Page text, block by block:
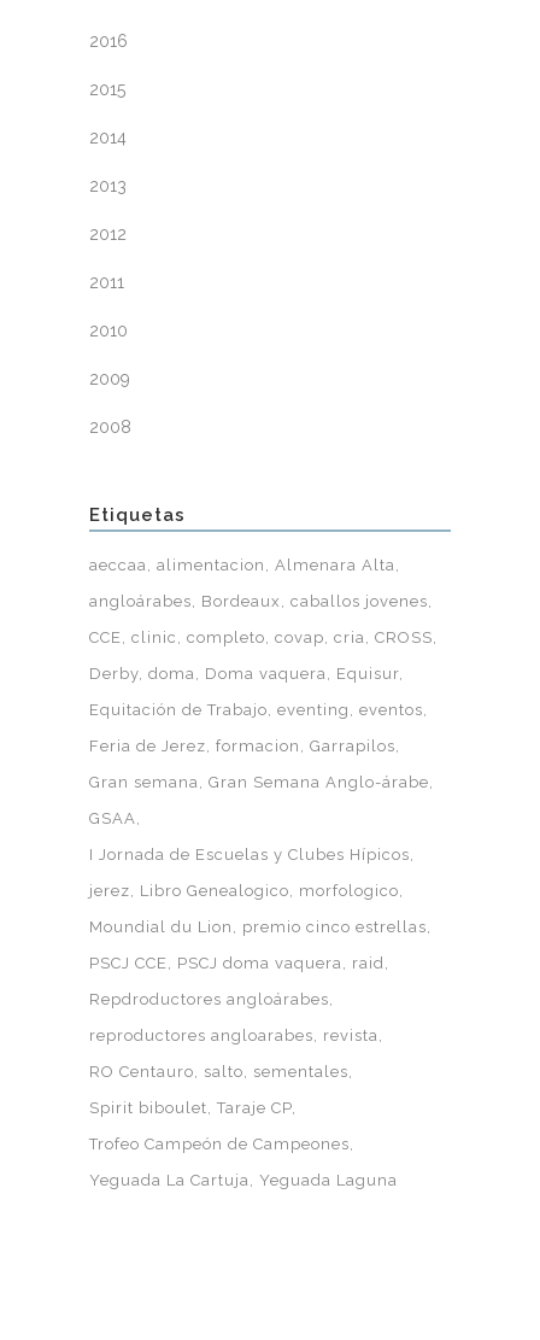
2016
2015
2014
2013
2012
2011
2010
2009
2008
Etiquetas
aeccaa alimentacion
Almenara Alta
angloárabes
Bordeaux
caballos jovenes
CCE
clinic completo covap cria
CROSS
Derby doma Doma vaquera
Equisur
Equitación de Trabajo eventing
eventos
Feria de Jerez formacion
Garrapilos
Gran semana
Gran Semana Anglo-árabe
GSAA
I Jornada de Escuelas y Clubes Hípicos
jerez
Libro Genealogico
morfologico
Moundial du Lion
premio cinco estrellas
PSCJ CCE
PSCJ doma vaquera
raid
Repdroductores angloárabes
reproductores angloarabes
revista
RO Centauro
salto
sementales
Spirit biboulet Taraje CP
Trofeo Campeón de Campeones
Yeguada La Cartuja
Yeguada Laguna